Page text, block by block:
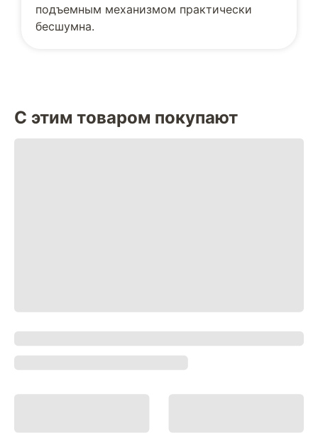
подъемным механизмом практически
бесшумна.
С этим товаром покупают